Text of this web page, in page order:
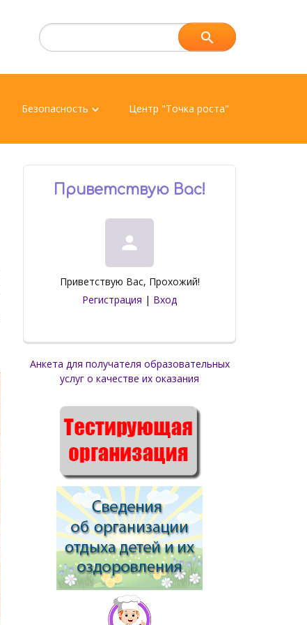
Безопасность keyboard_arrow_down Центр "Точка роста"
Приветствую Вас!
person
Приветствую Вас, Прохожий!
Регистрация | Вход
Анкета для получателя образовательных
услуг о качестве их оказания